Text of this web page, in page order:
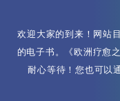
欢迎大家的到来！网站
的电子书。《欧洲疗愈
耐心等待！您也可以